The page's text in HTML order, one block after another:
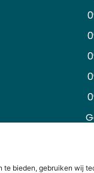
te bieden, gebruiken wij